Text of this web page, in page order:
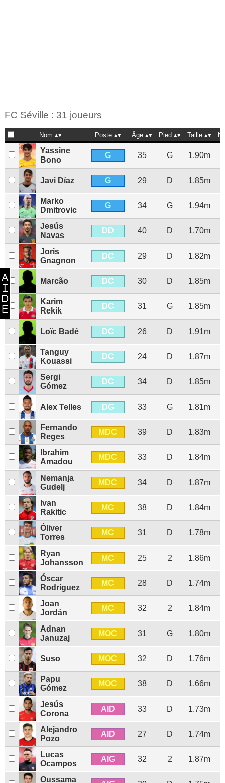
FC Séville : 31 joueurs
Nom Poste Âge Pied Taille
Yassine
Bono
G 35 G 1.90m
Javi Díaz G 29 D 1.85m
Marko
Dmitrovic
G 34 G 1.94m
Jesús
Navas
DD 40 D 1.70m
Joris
Gnagnon
DC 29 D 1.82m
Marcão DC 30 D 1.85m
Karim
Rekik
DC 31 G 1.85m
Loïc Badé DC 26 D 1.91m
Tanguy
Kouassi
DC 24 D 1.87m
Sergi
Gómez
DC 34 D 1.85m
Alex Telles DG 33 G 1.81m
Fernando
Reges
MDC 39 D 1.83m
Ibrahim
Amadou
MDC 33 D 1.84m
Nemanja
Gudelj
MDC 34 D 1.87m
Ivan
Rakitic
MC 38 D 1.84m
Óliver
Torres
MC 31 D 1.78m
Ryan
Johansson
MC 25 2 1.86m
Óscar
Rodríguez
MC 28 D 1.74m
Joan
Jordán
MC 32 2 1.84m
Adnan
Januzaj
MOC 31 G 1.80m
Suso MOC 32 D 1.76m
Papu
Gómez
MOC 38 D 1.66m
Jesús
Corona
AID 33 D 1.73m
Alejandro
Pozo
AID 27 D 1.74m
Lucas
Ocampos
AIG 32 2 1.87m
Oussama